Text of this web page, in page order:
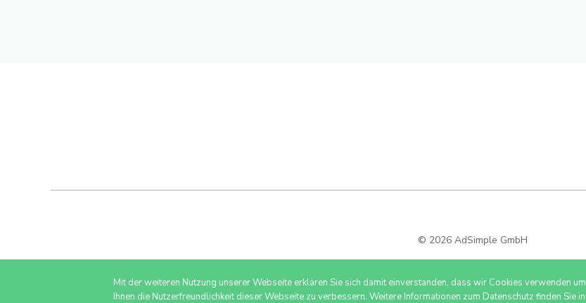
© 2026 AdSimple GmbH
Mit der weiteren Nutzung unserer Webseite erklären Sie sich damit einverstanden, dass wir Cookies verwenden um
Ihnen die Nutzerfreundlichkeit dieser Webseite zu verbessern. Weitere Informationen zum Datenschutz finden Sie in